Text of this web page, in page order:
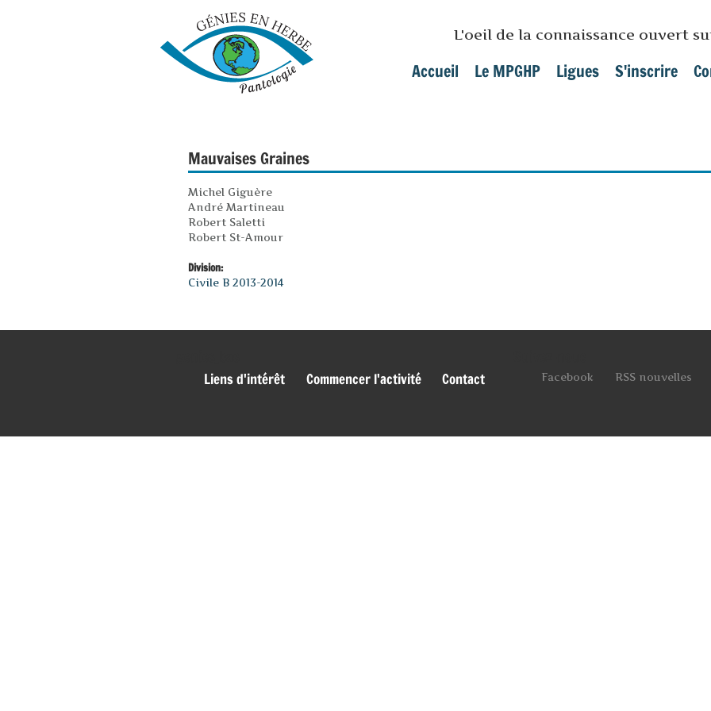
L'oeil de la connaissance ouvert
Main menu
Accueil Le MPGHP Ligues S'inscrire
Mauvaises Graines
Michel Giguère
André Martineau
Robert Saletti
Robert St-Amour
Division:
Civile B 2013-2014
Liens d'intérêt Commencer l'activité Contact Facebook RSS nouvelles